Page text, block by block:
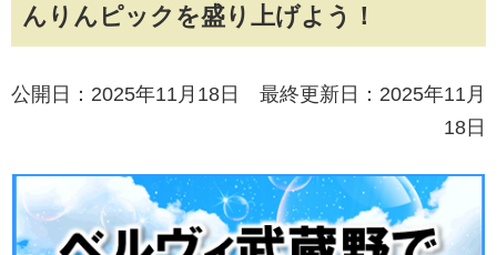
んりんピックを盛り上げよう！
公開日：2025年11月18日 最終更新日：2025年11月
18日